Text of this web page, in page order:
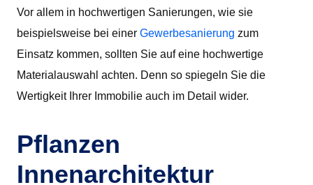
Vor allem in hochwertigen Sanierungen, wie sie
beispielsweise bei einer Gewerbesanierung zum
Einsatz kommen, sollten Sie auf eine hochwertige
Materialauswahl achten. Denn so spiegeln Sie die
Wertigkeit Ihrer Immobilie auch im Detail wider.
Pflanzen
Innenarchitektur